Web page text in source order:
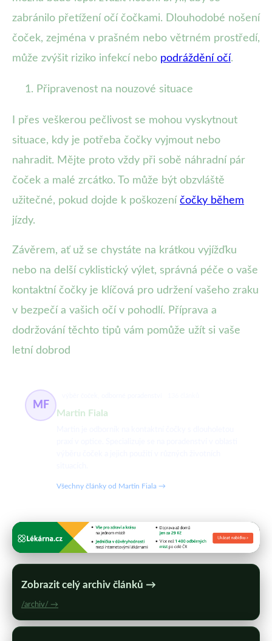
zabránilo přetížení očí čočkami. Dlouhodobé nošení
čoček, zejména v prašném nebo větrném prostředí,
může zvýšit riziko infekcí nebo podráždění očí.
Připravenost na nouzové situace
I přes veškerou pečlivost se mohou vyskytnout
situace, kdy je potřeba čočky vyjmout nebo
nahradit. Mějte proto vždy při sobě náhradní pár
čoček a malé zrcátko. To může být obzvláště
užitečné, pokud dojde k poškození čočky během
jízdy.
Závěrem, ať už se chystáte na krátkou vyjížďku
nebo na delší cyklistický výlet, správná péče o vaše
kontaktní čočky je klíčová pro udržení vašeho zraku
v bezpečí a vašich očí v pohodlí. Příprava a
dodržování těchto tipů vám pomůže užít si vaše
letní dobrod
MF
Martin Fiala
Všechny články od Martin Fiala →
Zobrazit celý archiv článků →
/archiv/ →